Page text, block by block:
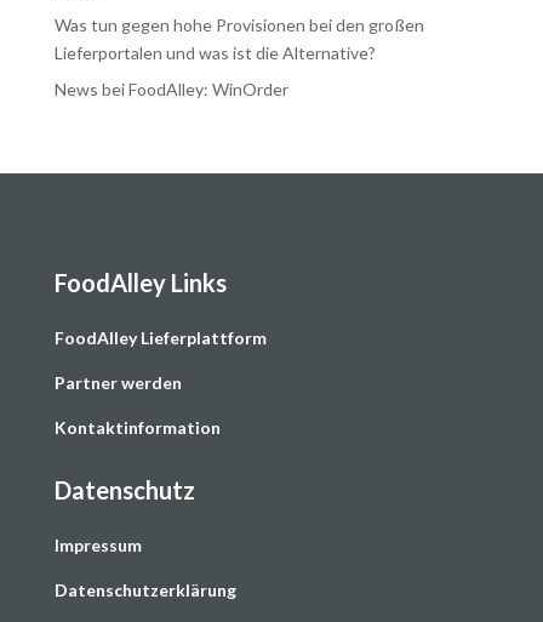
Was tun gegen hohe Provisionen bei den großen
Lieferportalen und was ist die Alternative?
News bei FoodAlley: WinOrder
FoodAlley Links
FoodAlley Lieferplattform
Partner werden
Kontaktinformation
Datenschutz
Impressum
Datenschutzerklärung